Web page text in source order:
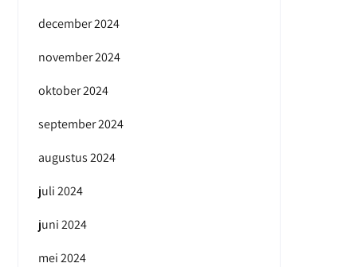
december 2024
november 2024
oktober 2024
september 2024
augustus 2024
juli 2024
juni 2024
mei 2024